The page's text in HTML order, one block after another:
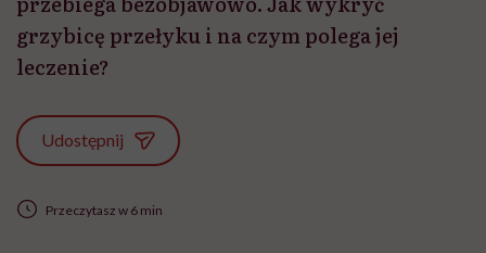
grzybicę przełyku i na czym polega jej
leczenie?
Udostępnij
Przeczytasz w 6 min